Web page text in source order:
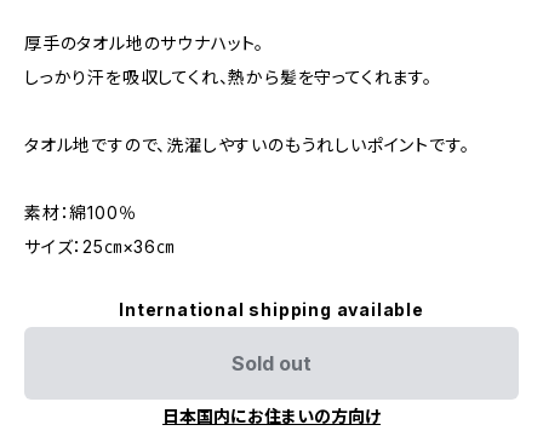
厚手のタオル地のサウナハット。
しっかり汗を吸収してくれ、熱から髪を守ってくれます。
タオル地ですので、洗濯しやすいのもうれしいポイントです。
素材：綿100％
サイズ：25㎝×36㎝
International shipping available
Sold out
日本国内にお住まいの方向け